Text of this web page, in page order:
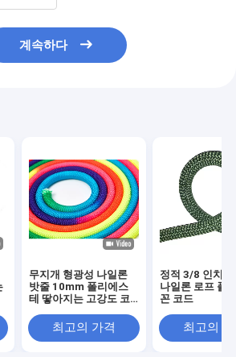
계속하다
무지개 형광성 나일론
밧줄 10mm 폴리에스
테 땋아지는 고강도 코
최고의 가격
정적 3/8 인치
나일론 로프 폴
꼰 코드
최고의